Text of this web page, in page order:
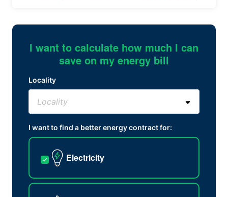
I want to calculate how much I can
save on my energy bill
Locality
I want to find a better energy contract for:
Electricity